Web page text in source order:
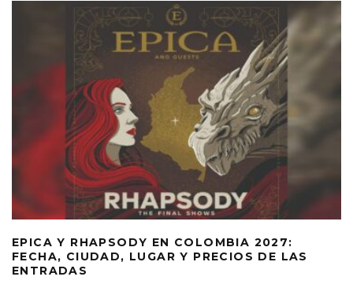
EPICA Y RHAPSODY EN COLOMBIA 2027:
FECHA, CIUDAD, LUGAR Y PRECIOS DE LAS
ENTRADAS